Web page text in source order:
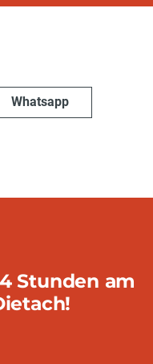
Whatsapp
Stunden am